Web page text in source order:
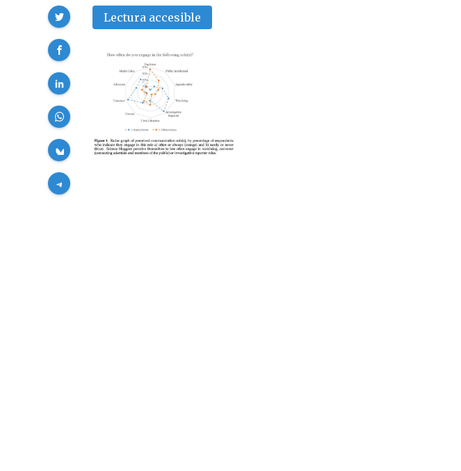
Lectura accesible
Compartir